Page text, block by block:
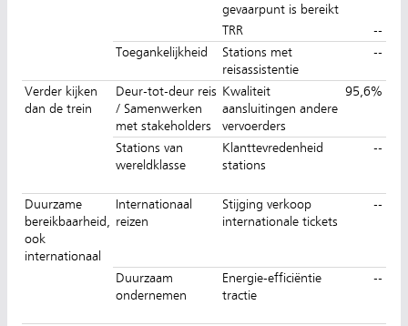
gevaarpunt is bereikt
TRR
--
Toegankelijkheid
Stations met
reisassistentie
--
Verder kijken
dan de trein
Deur-tot-deur reis
/ Samenwerken
met stakeholders
Kwaliteit
aansluitingen andere
vervoerders
95,6%
Stations van
wereldklasse
Klanttevredenheid
stations
--
Duurzame
bereikbaarheid,
ook
internationaal
Internationaal
reizen
Stijging verkoop
internationale tickets
--
Duurzaam
ondernemen
Energie-efficiëntie
tractie
--